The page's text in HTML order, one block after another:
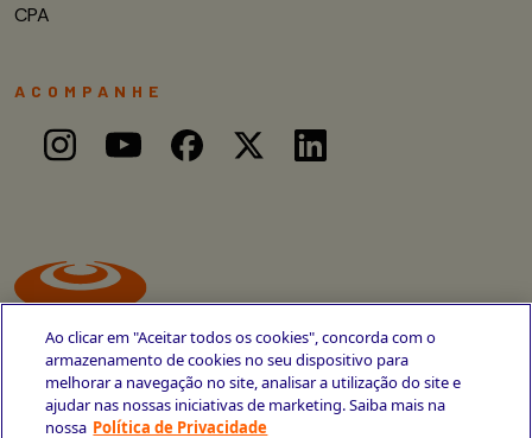
Avenida Cais do Apolo, 77
CPA
ACOMPANHE
Ao clicar em "Aceitar todos os cookies", concorda com o
armazenamento de cookies no seu dispositivo para
melhorar a navegação no site, analisar a utilização do site e
ajudar nas nossas iniciativas de marketing. Saiba mais na
nossa Política de Privacidade